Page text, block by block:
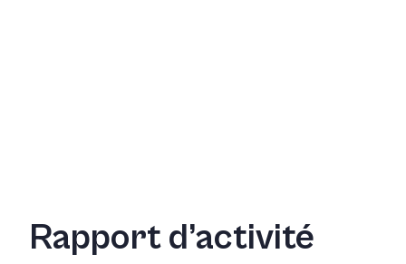
Rapport d’activité